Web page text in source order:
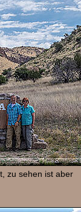
zu sehen ist aber